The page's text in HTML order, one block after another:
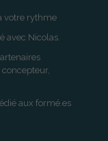
votre rythme
avec Nicolas.
aux formé.es